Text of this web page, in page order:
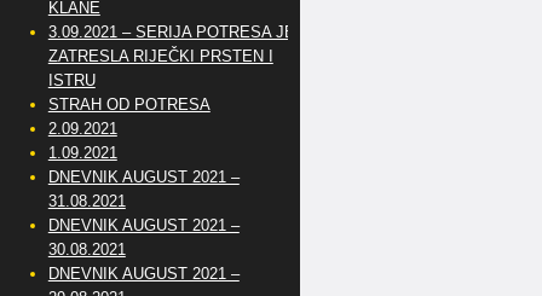
KLANE
3.09.2021 – SERIJA POTRESA JE
ZATRESLA RIJEČKI PRSTEN I
ISTRU
STRAH OD POTRESA
2.09.2021
1.09.2021
DNEVNIK AUGUST 2021 –
31.08.2021
DNEVNIK AUGUST 2021 –
30.08.2021
DNEVNIK AUGUST 2021 –